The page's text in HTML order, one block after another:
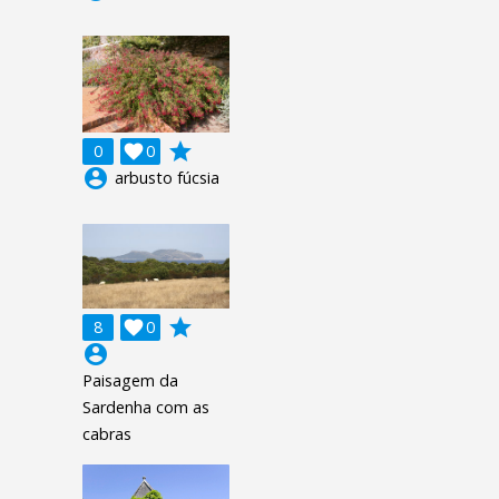
0 0

grade
account_circle arbusto fúcsia
8 0

grade
account_circle
Paisagem da
Sardenha com as
cabras